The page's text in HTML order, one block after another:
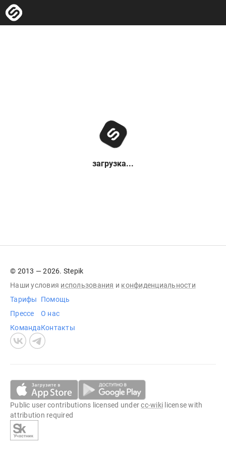
загрузка...
© 2013 — 2026. Stepik
Наши условия использования и конфиденциальности
Тарифы
Прессе
Команда
Помощь
О нас
Контакты
Public user contributions licensed undercc-wiki license with
attribution required